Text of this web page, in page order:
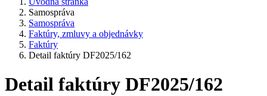
Samospráva
Samospráva
Faktúry, zmluvy a objednávky
Faktúry
Detail faktúry DF2025/162
Detail faktúry DF2025/162